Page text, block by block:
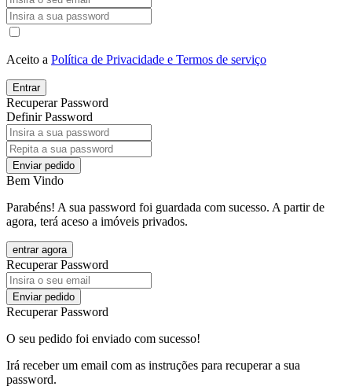
Aceito a Política de Privacidade e Termos de serviço
Entrar
Recuperar Password
Definir Password
Enviar pedido
Bem Vindo
Parabéns! A sua password foi guardada com sucesso. A partir de
agora, terá aceso a imóveis privados.
entrar agora
Recuperar Password
Enviar pedido
Recuperar Password
O seu pedido foi enviado com sucesso!
Irá receber um email com as instruções para recuperar a sua
password.